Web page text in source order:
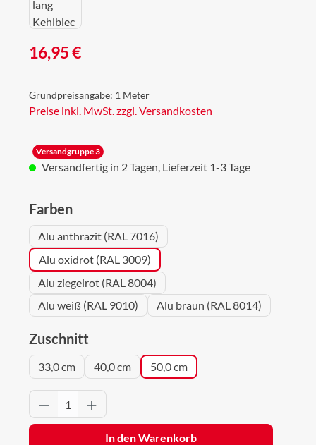
Regulärer Preis:
16,95 €
Grundpreisangabe: 1 Meter
Preise inkl. MwSt. zzgl. Versandkosten
Versandgruppe 3
Versandfertig in 2 Tagen, Lieferzeit 1-3 Tage
Farbenauswählen
Alu anthrazit (RAL 7016)
Alu oxidrot (RAL 3009)
Alu ziegelrot (RAL 8004)
Alu weiß (RAL 9010)
Alu braun (RAL 8014)
Zuschnitt
33,0 cm 40,0 cm 50,0 cm
Produkt Anzahl: Gib den gewünschten
In den Warenkorb